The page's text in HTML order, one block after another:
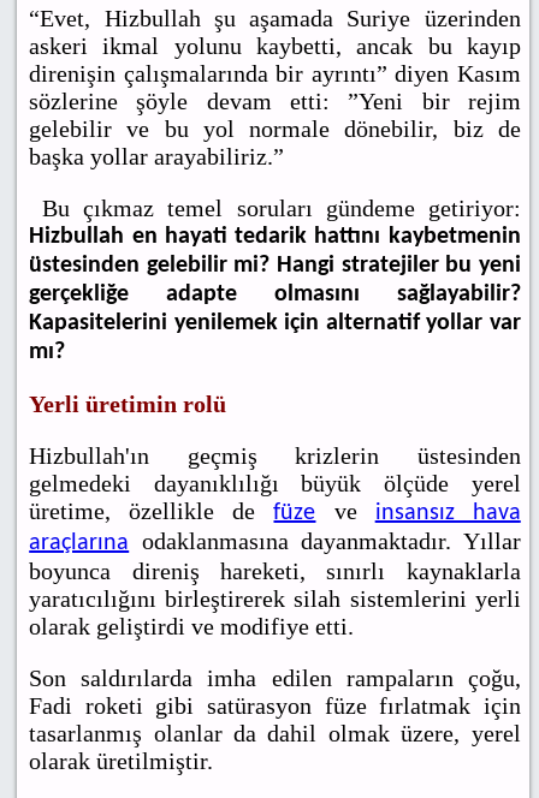
“Evet, Hizbullah şu aşamada Suriye üzerinden
askeri ikmal yolunu kaybetti, ancak bu kayıp
direnişin çalışmalarında bir ayrıntı” diyen Kasım
sözlerine şöyle devam etti: ”Yeni bir rejim
gelebilir ve bu yol normale dönebilir, biz de
başka yollar arayabiliriz.”
Bu çıkmaz temel soruları gündeme getiriyor:
Hizbullah en hayati tedarik hattını kaybetmenin
üstesinden gelebilir mi? Hangi stratejiler bu yeni
gerçekliğe adapte olmasını sağlayabilir?
Kapasitelerini yenilemek için alternatif yollar var
mı?
Yerli üretimin rolü
Hizbullah'ın geçmiş krizlerin üstesinden
gelmedeki dayanıklılığı büyük ölçüde yerel
üretime, özellikle defüze ve
insansız hava
araçlarına odaklanmasına dayanmaktadır. Yıllar
boyunca direniş hareketi, sınırlı kaynaklarla
yaratıcılığını birleştirerek silah sistemlerini yerli
olarak geliştirdi ve modifiye etti.
Son saldırılarda imha edilen rampaların çoğu,
Fadi roketi gibi satürasyon füze fırlatmak için
tasarlanmış olanlar da dahil olmak üzere, yerel
olarak üretilmiştir.